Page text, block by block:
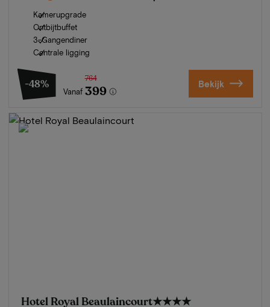
Kamerupgrade
Ontbijtbuffet
3-Gangendiner
Centrale ligging
-48%
Vanaf
764
399 Bekijk
Hotel Royal Beaulaincourt★★★★